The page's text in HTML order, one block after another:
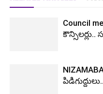
Council